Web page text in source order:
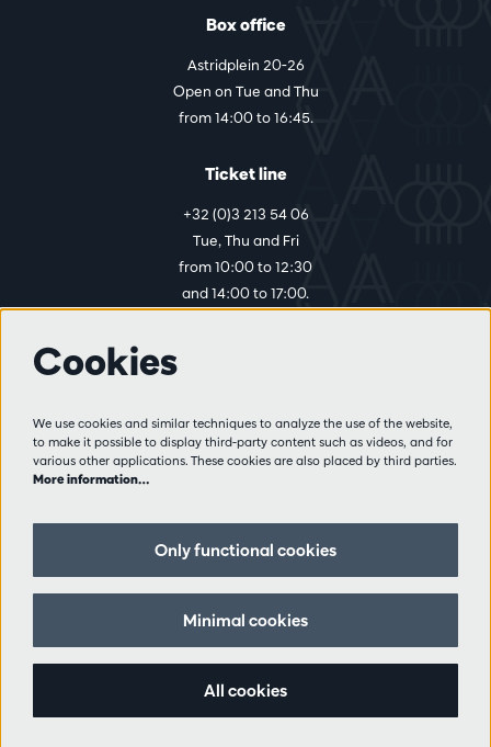
Box office
Astridplein 20-26
Open on Tue and Thu
from 14:00 to 16:45.
Ticket line
+32 (0)3 213 54 06
Tue, Thu and Fri
from 10:00 to 12:30
and 14:00 to 17:00.
Visitor rules
Privacy
Partners
Follow us
Cookies
We use cookies and similar techniques to analyze the use of the website,
to make it possible to display third-party content such as videos, and for
various other applications. These cookies are also placed by third parties.
More information…
Only functional cookies
Minimal cookies
All cookies